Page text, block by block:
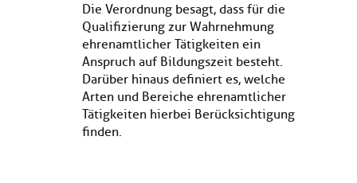
Die Verordnung besagt, dass für die
Qualifizierung zur Wahrnehmung
ehrenamtlicher Tätigkeiten ein
Anspruch auf Bildungszeit besteht.
Darüber hinaus definiert es, welche
Arten und Bereiche ehrenamtlicher
Tätigkeiten hierbei Berücksichtigung
finden.